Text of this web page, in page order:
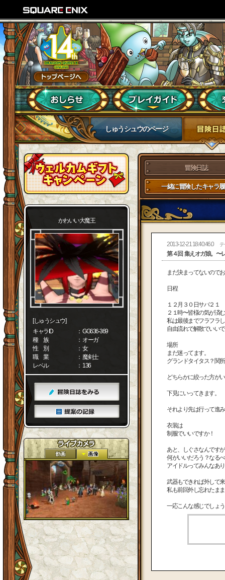
しゅうシュウのページ
かわいい大魔王
[しゅうシュウ]
キャラID
： GG636-369
種 族
： オーガ
性 別
： 女
職 業
： 魔剣士
レベル
： 136
冒険日誌
一緒に冒険したキャラ
2013-12-21 18:40:46.0 テ
第４回 集えオガ娘。〜
まだ決まってないので
日程
１２月３０日サバ２１
２１時〜皆様の気が済
私は最後までフラフラ
自由流れで解散でいい
場所
まだ迷ってます。
グランドタイタス？関
どちらかに絞った方がい
下見にいってきます。
それより先は行って進
衣装は
制服でいいですか！
あと、しぐさなんです
何がいいだろう？なる
アイドルってみんなあ
武器もできれば外して
私も前回外し忘れたま
一応こんな感じでしょ